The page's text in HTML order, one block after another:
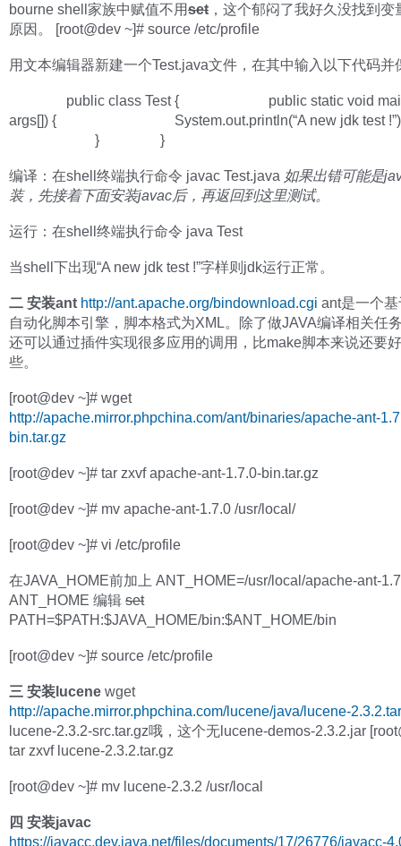
bourne shell家族中赋值不用set ，这个郁闷了我好久没找到变
原因。 [root@dev ~]# source /etc/profile
用文本编辑器新建一个Test.java文件，在其中输入以下代码并
public class Test { public static void
args[]) { System.out.println(“A new jdk test
} }
编译：在shell终端执行命令 javac Test.java 如果出错可能是
装，先接着下面安装javac后，再返回到这里测试。
运行：在shell终端执行命令 java Test
当shell下出现“A new jdk test !”字样则jdk运行正常。
二 安装ant http://ant.apache.org/bindownload.cgi ant是一个
自动化脚本引擎，脚本格式为XML。除了做JAVA编译相关任
还可以通过插件实现很多应用的调用，比make脚本来说还要
些。
[root@dev ~]# wget
http://apache.mirror.phpchina.com/ant/binaries/apache-ant-
bin.tar.gz
[root@dev ~]# tar zxvf apache-ant-1.7.0-bin.tar.gz
[root@dev ~]# mv apache-ant-1.7.0 /usr/local/
[root@dev ~]# vi /etc/profile
在JAVA_HOME前加上 ANT_HOME=/usr/local/apache-ant-
ANT_HOME 编辑 set
PATH=$PATH:$JAVA_HOME/bin:$ANT_HOME/bin
[root@dev ~]# source /etc/profile
三 安装lucene wget
http://apache.mirror.phpchina.com/lucene/java/lucene-
lucene-2.3.2-src.tar.gz哦，这个无lucene-demos-2.3.2.jar
tar zxvf lucene-2.3.2.tar.gz
[root@dev ~]# mv lucene-2.3.2 /usr/local
四 安装javac
https://javacc.dev.java.net/files/documents/17/26776/javacc-